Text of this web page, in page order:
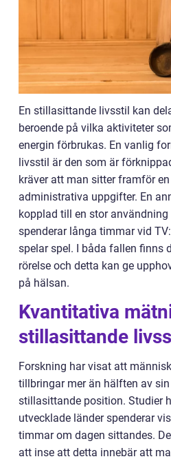
En stillasittande livsstil kan
beroende på vilka aktiviteter
energin förbrukas. En vanlig
livsstil är den som är
kräver att man sitter framför
administrativa uppgifter. En
kopplad till en stor
spenderar långa timmar vid
spelar spel. I båda fallen finns
rörelse och detta kan ge
på hälsan.
Kvantitativa
stillasittande
Forskning har visat att
tillbringar mer än hälften av
stillasittande position. Studier
utvecklade länder spenderar
timmar om dagen sittandes.
att inse att detta innebär att